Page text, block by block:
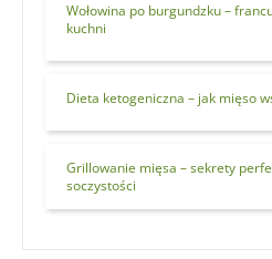
Wołowina po burgundzku –
kuchni
Dieta ketogeniczna – jak mięso
Grillowanie mięsa – sekrety
soczystości